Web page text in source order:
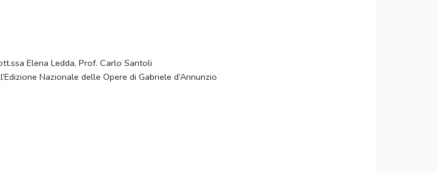
Elena Ledda, Prof. Carlo Santoli
Nazionale delle Opere di Gabriele d’Annunzio